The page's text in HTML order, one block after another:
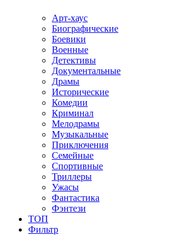
Арт-хаус
Биографические
Боевики
Военные
Детективы
Документальные
Драмы
Исторические
Комедии
Криминал
Мелодрамы
Музыкальные
Приключения
Семейные
Спортивные
Триллеры
Ужасы
Фантастика
Фэнтези
ТОП
Фильтр